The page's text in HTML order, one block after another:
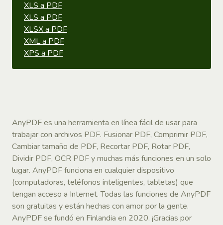
XLS a PDF
XLS a PDF
XLSX a PDF
XML a PDF
XPS a PDF
AnyPDF es una herramienta en línea fácil de usar para
trabajar con archivos PDF. Fusionar PDF, Comprimir PDF,
Cambiar tamaño de PDF, Recortar PDF, Rotar PDF,
Dividir PDF, OCR PDF y muchas más funciones en un solo
lugar. AnyPDF funciona en cualquier dispositivo
(computadoras, teléfonos inteligentes, tabletas) que
tengan acceso a Internet. Todas las funciones de AnyPDF
son gratuitas y están hechas con amor por la gente.
AnyPDF se fundó en Finlandia en 2020. ¡Gracias por